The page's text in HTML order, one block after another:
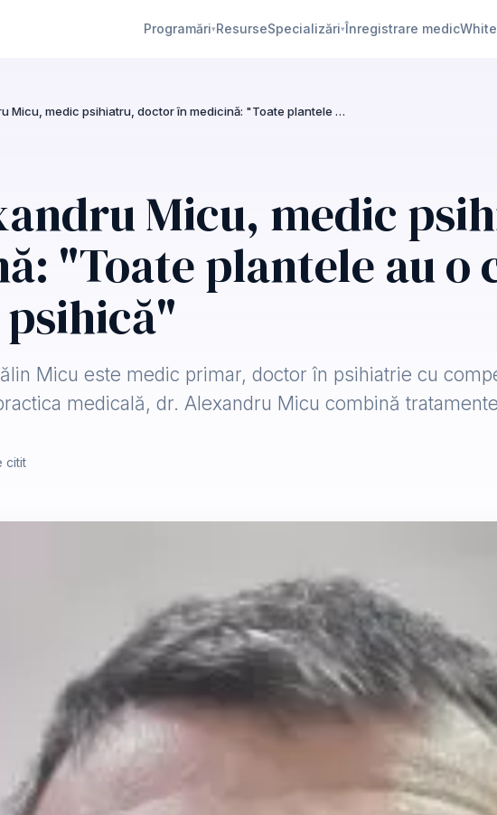
Programări▾ResurseSpecializări▾Înregistrare medic
Dr. Alexandru Micu, medic psihiatru, doctor în medicină: "Toate plantele au o componentă cu acțiune psihică"
Micu, medic
"Toate plantele au o
Micu este medic primar, doctor în psihiatrie cu
medicală, dr. Alexandru Micu combină
citit